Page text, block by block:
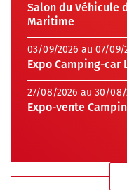
Salon du Véhicule
Maritime
03/09/2026 au 07/09/
Expo Camping-car
27/08/2026 au 30/08/
Expo-vente